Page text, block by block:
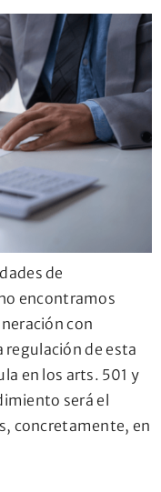
de
encontramos
con
regulación de esta
en los arts. 501 y
será el
concretamente, en